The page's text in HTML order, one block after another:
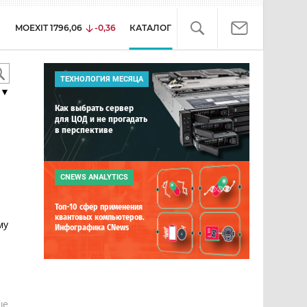
MOEXIT 1796,06 -0,36 КАТАЛОГ
▼
ТЕХНОЛОГИЯ МЕСЯЦА
Как выбрать сервер
для ЦОД и не прогадать
в перспективе
CNEWS ANALYTICS
Топ-10 сфер применения
квантовых компьютеров.
Инфографика CNews